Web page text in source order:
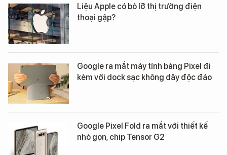
Liệu Apple có bỏ lỡ thị trường điện
thoại gập?
Google ra mắt máy tính bảng Pixel đi
kèm với dock sạc không dây độc đáo
Google Pixel Fold ra mắt với thiết kế
nhỏ gọn, chip Tensor G2